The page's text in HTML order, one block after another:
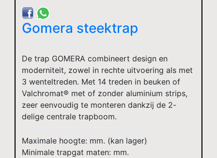
Gomera steektrap
De trap GOMERA combineert design en
moderniteit, zowel in rechte uitvoering als met
3 wenteltreden. Met 14 treden in beuken of
Valchromat® met of zonder aluminium strips,
zeer eenvoudig te monteren dankzij de 2-
delige centrale trapboom.
Maximale hoogte: mm. (kan lager)
Minimale trapgat maten: mm.